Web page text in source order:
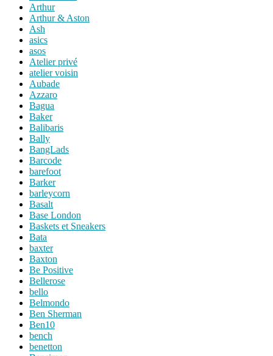
Arthur
Arthur & Aston
Ash
asics
asos
Atelier privé
atelier voisin
Aubade
Azzaro
Bagua
Baker
Balibaris
Bally
BangLads
Barcode
barefoot
Barker
barleycorn
Basalt
Base London
Baskets et Sneakers
Bata
baxter
Baxton
Be Positive
Bellerose
bello
Belmondo
Ben Sherman
Ben10
bench
benetton